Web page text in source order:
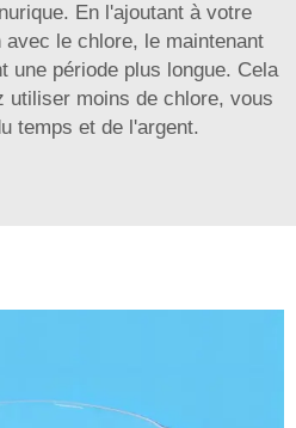
En l'ajoutant à votre
le chlore, le maintenant
une période plus longue. Cela
utiliser moins de chlore, vous
temps et de l'argent.